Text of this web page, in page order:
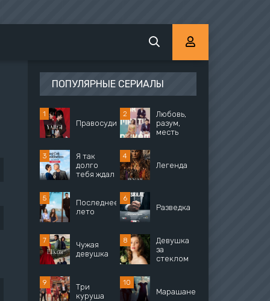
ПОПУЛЯРНЫЕ СЕРИАЛЫ
Правосудие
Любовь,
разум,
месть
Я так
долго
тебя ждал
Легенда
Последнее
лето
Разведка
Чужая
девушка
Девушка
за
стеклом
Три
куруша
Марашанец